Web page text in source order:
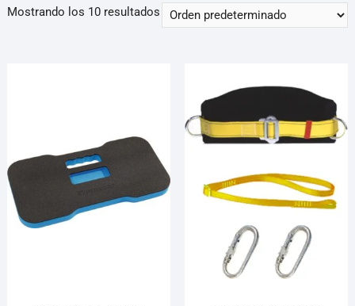
Mostrando los 10 resultados
WhatsApp Cómo llegar
¡Hola! Soy el asesor virtual de Ferretería El Arroyo.
Cuéntame qué necesitas y te ayudo a encontrarlo,